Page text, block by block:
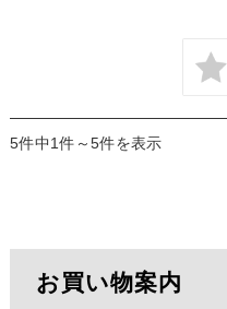
5件中1件～5件を表示
お買い物案内